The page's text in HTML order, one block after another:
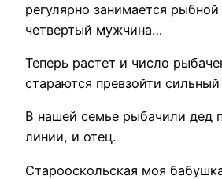
регулярно занимается
четвертый мужчина…
Теперь растет и число
стараются превзойти
В нашей семье рыбачили дед
линии, и отец.
Старооскольская моя